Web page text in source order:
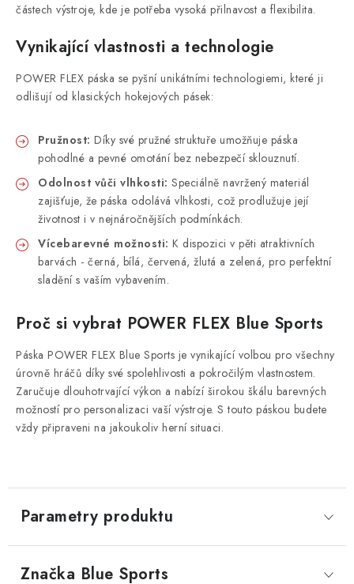
částech výstroje, kde je potřeba vysoká přilnavost a flexibilita.
Vynikající vlastnosti a technologie
POWER FLEX páska se pyšní unikátními technologiemi, které ji
odlišují od klasických hokejových pásek:
Pružnost: Díky své pružné struktuře umožňuje páska
pohodlné a pevné omotání bez nebezpečí sklouznutí.
Odolnost vůči vlhkosti: Speciálně navržený materiál
zajišťuje, že páska odolává vlhkosti, což prodlužuje její
životnost i v nejnáročnějších podmínkách.
Vícebarevné možnosti: K dispozici v pěti atraktivních
barvách - černá, bílá, červená, žlutá a zelená, pro perfektní
sladění s vaším vybavením.
Proč si vybrat POWER FLEX Blue Sports
Páska POWER FLEX Blue Sports je vynikající volbou pro všechny
úrovně hráčů díky své spolehlivosti a pokročilým vlastnostem.
Zaručuje dlouhotrvající výkon a nabízí širokou škálu barevných
možností pro personalizaci vaší výstroje. S touto páskou budete
vždy připraveni na jakoukoliv herní situaci.
Parametry produktu
Značka Blue Sports